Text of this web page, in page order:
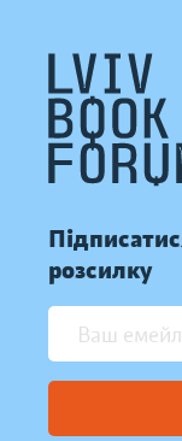
розсилку